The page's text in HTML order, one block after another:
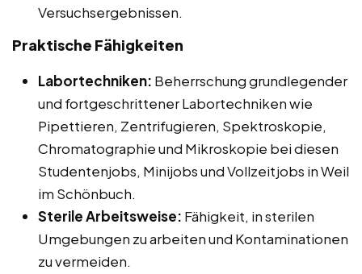
Versuchsergebnissen.
Praktische Fähigkeiten
Labortechniken: Beherrschung grundlegender
und fortgeschrittener Labortechniken wie
Pipettieren, Zentrifugieren, Spektroskopie,
Chromatographie und Mikroskopie bei diesen
Studentenjobs, Minijobs und Vollzeitjobs in Weil
im Schönbuch.
Sterile Arbeitsweise: Fähigkeit, in sterilen
Umgebungen zu arbeiten und Kontaminationen
zu vermeiden.